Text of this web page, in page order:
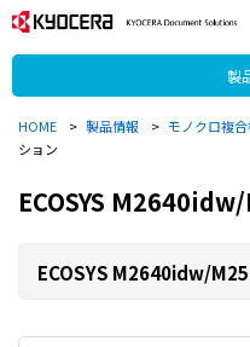
製
HOME > 製品情報 > モノクロ複
ション
ECOSYS
ECOSYS M2640idw/